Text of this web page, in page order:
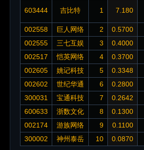
603444 吉比特 1 7.180
002558 巨人网络 2 0.5700
002555
三七互娱 3 0.4000
002517
恺英网络 4 0.3700
002605
姚记科技 5 0.3348
002602
世纪华通 6 0.2800
300031
宝通科技 7 0.2642
600633
浙数文化 8 0.1300
002174
游族网络 9 0.1100
300002
神州泰岳 10 0.0870